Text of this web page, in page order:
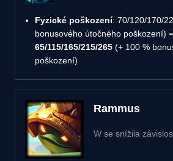
Fyzické poškození: 70/120/170/
bonusového útočného poškození)
65/115/165/215/265 (+ 100 %
poškození)
Rammus
W se snížila